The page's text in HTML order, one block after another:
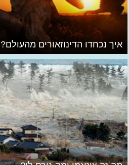
איך נכחדו הדינוזאורים מהעולם?